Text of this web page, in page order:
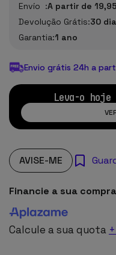
Envío :A partir de
Devolução Grátis:30
Garantia:1 ano
Envio grátis 24h a
Leva-o
AVISE-ME
Financie a sua compra
Calcule a sua quota